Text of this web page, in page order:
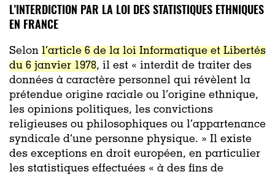
L’INTERDICTION PAR LA LOI DES STATISTIQUES ETHNIQUES
EN FRANCE
Selon l’article 6 de la loi Informatique et Libertés
du 6 janvier 1978, il est « interdit de traiter des
données à caractère personnel qui révèlent la
prétendue origine raciale ou l’origine ethnique,
les opinions politiques, les convictions
religieuses ou philosophiques ou l’appartenance
syndicale d’une personne physique. » Il existe
des exceptions en droit européen, en particulier
les statistiques effectuées « à des fins de